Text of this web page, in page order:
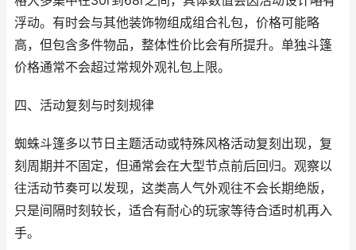
浮动。有时会与其他装饰物组成组合礼包，价格可能略
高，但包含多件物品，整体性价比会有所提升。单独斗篷
价格通常不会超过常规外观礼包上限。
四、活动复刻与时刻规律
蜘蛛斗篷多以节日主题活动或特殊风格活动复刻出现，复
刻周期并不固定，但通常会在大型节点前后回归。观察以
往活动节奏可以发现，这类高人气外观往不会长期绝版，
只是间隔时刻较长，适合有耐心的玩家等待合适时机再入
手。